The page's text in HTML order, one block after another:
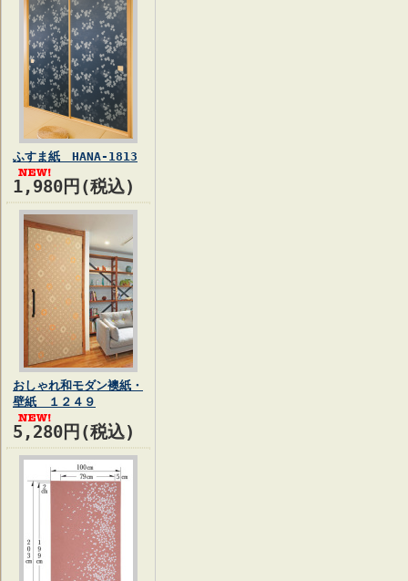
ふすま紙 HANA-1813
1,980円(税込)
おしゃれ和モダン襖紙・
壁紙 １２４９
5,280円(税込)